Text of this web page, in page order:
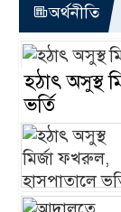
অর্থনীতি
হঠাৎ অসুস্থ
ভর্তি